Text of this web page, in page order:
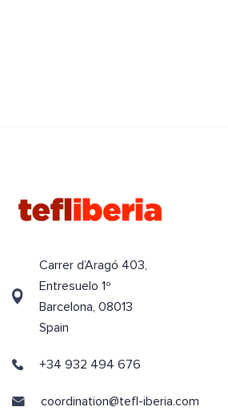
Carrer d’Aragó 403,
Entresuelo 1º
Barcelona, 08013
Spain
+34 932 494 676
coordination@tefl-iberia.com